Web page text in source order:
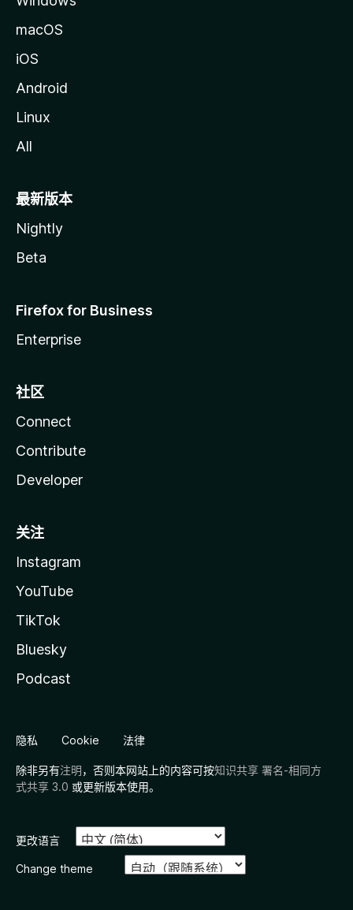
macOS
iOS
Android
Linux
All
最新版本
Nightly
Beta
Firefox for Business
Enterprise
社区
Connect
Contribute
Developer
关注
Instagram
YouTube
TikTok
Bluesky
Podcast
隐私 Cookie 法律
除非另有注明，否则本网站上的内容可按知识共享 署名-相同方
式共享 3.0 或更新版本使用。
更改语言
Change theme